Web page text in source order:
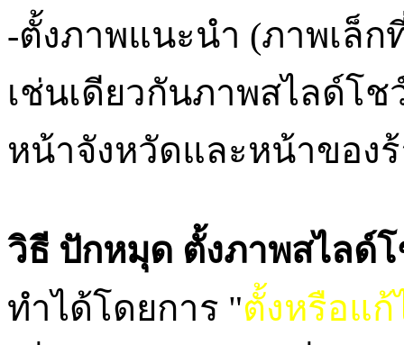
-ตั้งภาพแนะนำ (ภาพเล็
เช่นเดียวกันภาพสไลด์โ
หน้าจังหวัดและหน้าของ
วิธี ปักหมุด ตั้งภาพสไลด์
ทำได้โดยการ "ตั้งหรือแ